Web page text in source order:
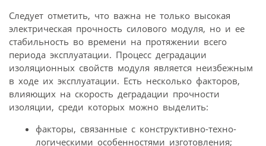
Следует отметить, что важна не только высокая
электрическая прочность силового модуля, но и ее
стабильность во времени на протяжении всего
периода эксплуатации. Процесс деградации
изоляционных свойств модуля является неизбежным
в ходе их эксплуатации. Есть несколько факторов,
влияющих на скорость деградации прочности
изоляции, среди которых можно выделить:
факторы, связанные с конструктивно-техно­
логическими особенностями изготовления;